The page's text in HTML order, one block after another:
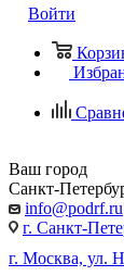
Войти
Ваш город
Санкт-
info@podrf.ru
г. Санкт-
г. Москва, ул.